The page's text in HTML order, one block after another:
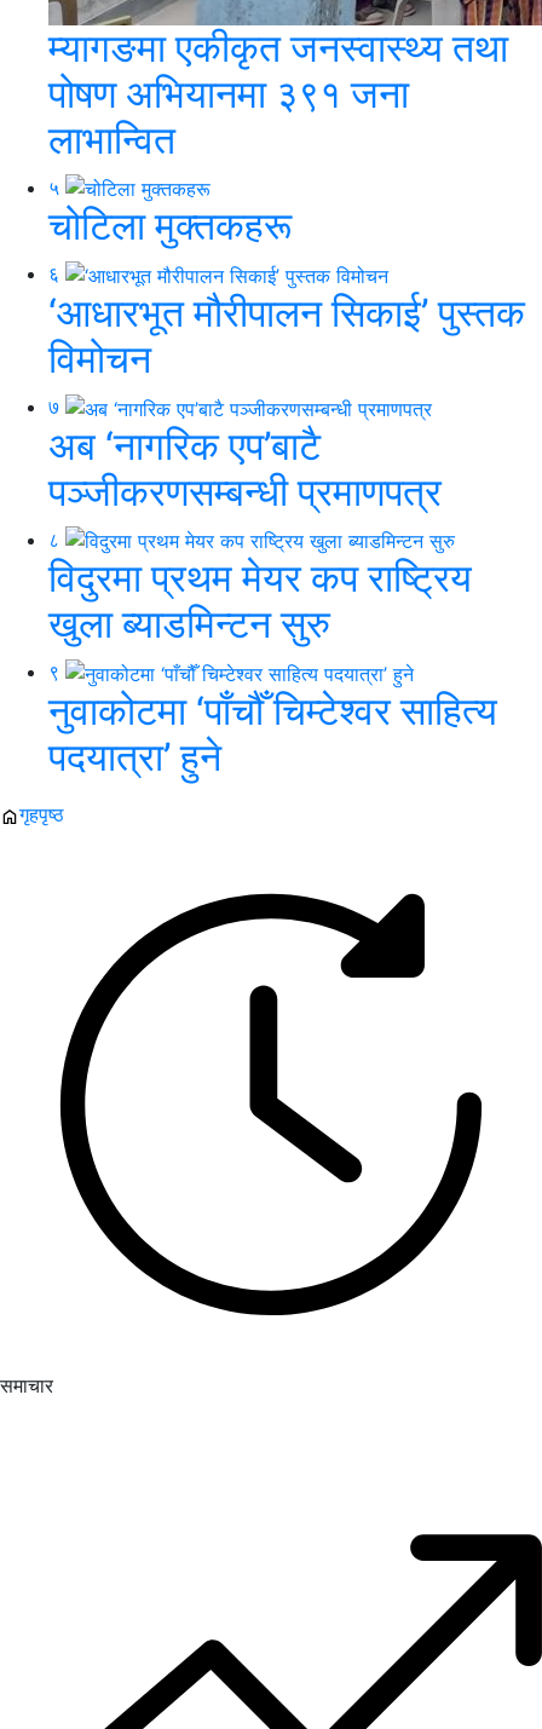
म्यागङमा एकीकृत जनस्वास्थ्य तथा
पोषण अभियानमा ३९१ जना
लाभान्वित
५
चोटिला मुक्तकहरू
६
‘आधारभूत मौरीपालन सिकाई’ पुस्तक
विमोचन
७
अब ‘नागरिक एप’बाटै
पञ्जीकरणसम्बन्धी प्रमाणपत्र
८
विदुरमा प्रथम मेयर कप राष्ट्रिय
खुला ब्याडमिन्टन सुरु
९
नुवाकोटमा ‘पाँचौँ चिम्टेश्वर साहित्य
पदयात्रा’ हुने
गृहपृष्ठ
समाचार